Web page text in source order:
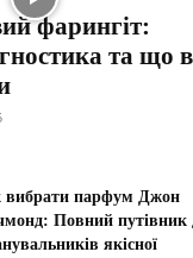
фарингіт:
та що
вибрати парфум Джон
Повний путівник
якісної